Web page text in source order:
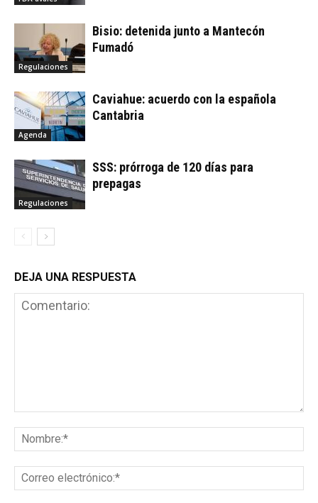
Regulaciones
Bisio: detenida junto a Mantecón
Fumadó
Agenda
Caviahue: acuerdo con la española
Cantabria
Regulaciones
SSS: prórroga de 120 días para
prepagas
DEJA UNA RESPUESTA